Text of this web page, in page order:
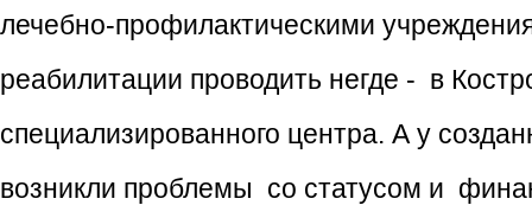
лечебно-профилактическими
реабилитации проводить негде - в
специализированного центра. А у
возникли проблемы со статусом и